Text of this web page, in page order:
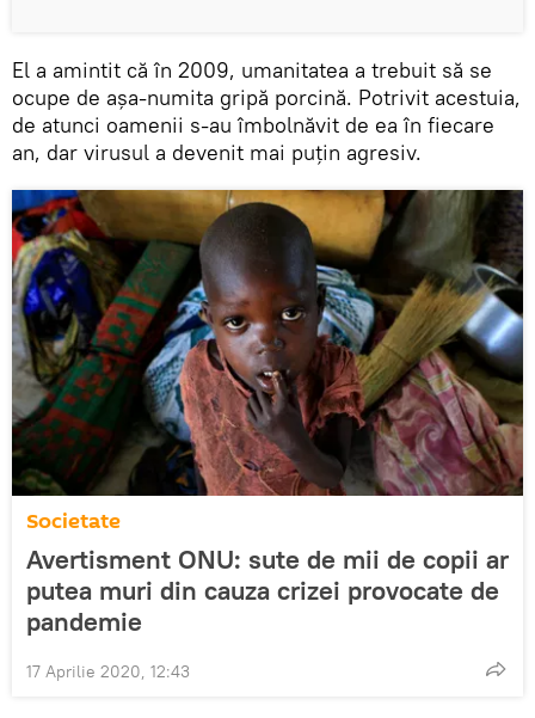
El a amintit că în 2009, umanitatea a trebuit să se
ocupe de așa-numita gripă porcină. Potrivit acestuia,
de atunci oamenii s-au îmbolnăvit de ea în fiecare
an, dar virusul a devenit mai puțin agresiv.
Societate
Avertisment ONU: sute de mii de copii ar
putea muri din cauza crizei provocate de
pandemie
17 Aprilie 2020, 12:43